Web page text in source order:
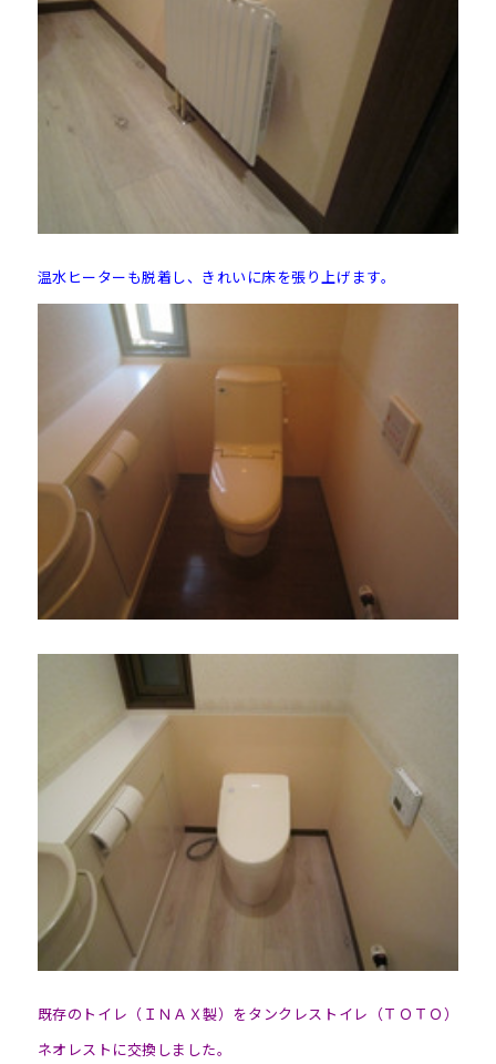
温水ヒーターも脱着し、きれいに床を張り上げます。
既存のトイレ（ＩＮＡＸ製）をタンクレストイレ（ＴＯＴＯ）
ネオレストに交換しました。